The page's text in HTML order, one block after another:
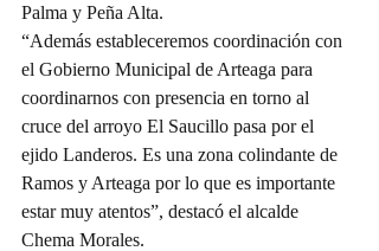
Palma y Peña Alta.
“Además estableceremos coordinación con
el Gobierno Municipal de Arteaga para
coordinarnos con presencia en torno al
cruce del arroyo El Saucillo pasa por el
ejido Landeros. Es una zona colindante de
Ramos y Arteaga por lo que es importante
estar muy atentos”, destacó el alcalde
Chema Morales.